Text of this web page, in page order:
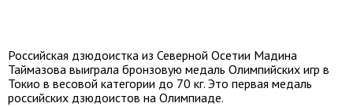
Российская дзюдоистка из Северной Осетии Мадина
Таймазова выиграла бронзовую медаль Олимпийских игр в
Токио в весовой категории до 70 кг. Это первая медаль
российских дзюдоистов на Олимпиаде.